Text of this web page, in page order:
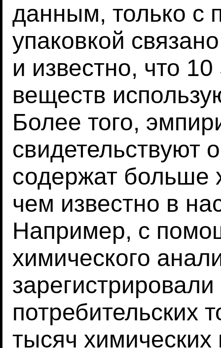
данным, только с
упаковкой
и известно, что
веществ
Более того,
свидетельствуют
содержат больше
чем известно в
Например, с
химического
потребительских
тысяч